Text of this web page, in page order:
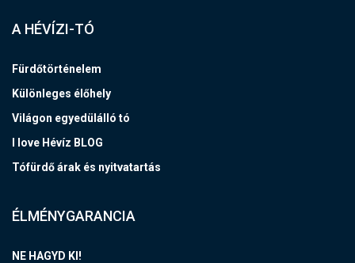
A HÉVÍZI-TÓ
Fürdőtörténelem
Különleges élőhely
Világon egyedülálló tó
I love Hévíz BLOG
Tófürdő árak és nyitvatartás
ÉLMÉNYGARANCIA
NE HAGYD KI!